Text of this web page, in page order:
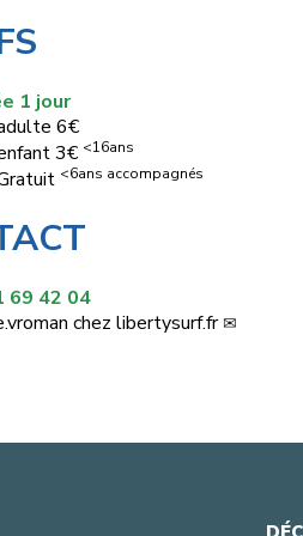
1 jour
6€
3€ <16ans
<6ans accompagnés
69 42 04
chez libertysurf.fr